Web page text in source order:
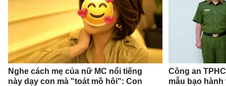
Nghe cách mẹ của nữ MC nổi tiếng
này dạy con mà "toát mồ hôi": Con
Công an
mẫu bạo